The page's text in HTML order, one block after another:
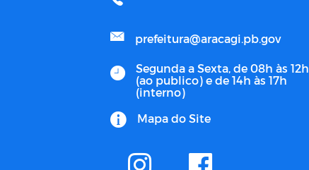
prefeitura@aracagi.pb.gov
Segunda a Sexta, de 08h às 12h
(ao publico) e de 14h às 17h
(interno)
Mapa do Site